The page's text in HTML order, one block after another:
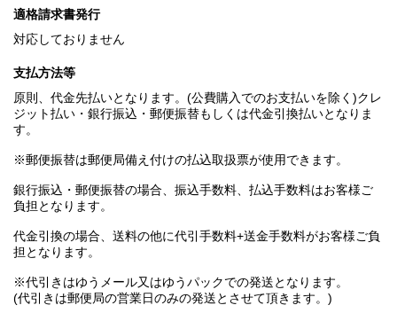
適格請求書発行
対応しておりません
支払方法等
原則、代金先払いとなります。(公費購入でのお支払いを除く)クレ
ジット払い・銀行振込・郵便振替もしくは代金引換払いとなりま
す。
※郵便振替は郵便局備え付けの払込取扱票が使用できます。
銀行振込・郵便振替の場合、振込手数料、払込手数料はお客様ご
負担となります。
代金引換の場合、送料の他に代引手数料+送金手数料がお客様ご負
担となります。
※代引きはゆうメール又はゆうパックでの発送となります。
(代引きは郵便局の営業日のみの発送とさせて頂きます。)